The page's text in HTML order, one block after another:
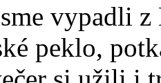
vypadli
peklo,